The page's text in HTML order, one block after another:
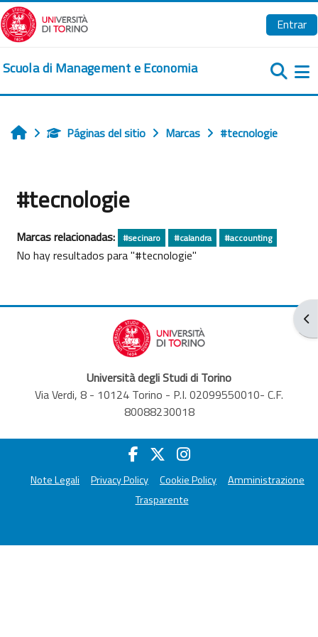
Salta al contenido principal
Entrar
Scuola di Management e Economia
InicioPáginas del sitio Marcas #tecnologie
#tecnologie
Marcas relacionadas: #secinaro #calandra #accounting
No hay resultados para "#tecnologie"
Università degli Studi di Torino
Via Verdi, 8 - 10124 Torino - P.I. 02099550010- C.F.
80088230018
Note Legali Privacy Policy Cookie Policy
Amministrazione
Trasparente